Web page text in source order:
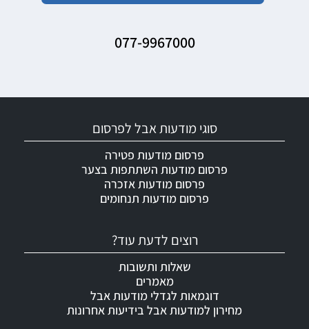
077-9967000
רוצים לדעת עוד?
שאלות ותשובות
מאמרים
דוגמאות לגדלי מודעות אבל
מחירון למודעות אבל בידיעות אחרונות
סוגי מודעות אבל לפרסום
פרסום מודעות פטירה
פרסום מודעות השתתפות בצער
פרסום מודעות אזכרה
פרסום מודעות תנחומים